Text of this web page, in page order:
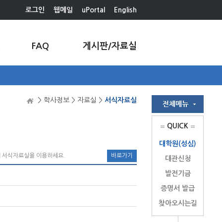
로그인 웹메일 uPortal English
FAQ 게시판/자료실
> 학사정보 > 자료실 > 서식자료실
식자료실을 이용하세요. 바로가기
QUICK
대학원(성심)
대관신청
발전기금
증명서 발급
찾아오시는길